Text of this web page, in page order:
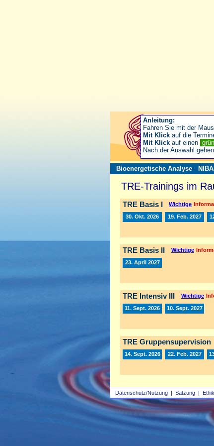
Datenschutz/Nutzung | Satzung |
Bioenergetische Analyse
TRE-Trainings im
TRE Basis I Wichtige
30. Okt. 2026 19. Feb. 2027
TRE Basis II Wichtige
23. April 2027
TRE Intensiv III Wichtige
11. Sept. 2026 10. Sept. 2027
TRE Gruppensupervision
14. Sept. 2026 22. Feb. 2027
Anleitung:
Fahren Sie mit der Maus
Mit Klick auf die
Mit Klick auf einen
Nach der Auswahl